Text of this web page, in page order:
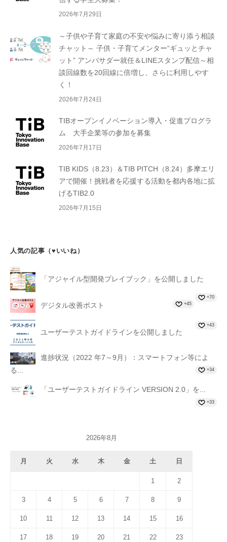
2026年7月29日
～子供や子育て家庭の不安や悩みに寄り添う相談
チャット～ 子供・子育てメンター“ギュッとチャ
ット” アンバサダー就任＆LINEスタンプ配信～相
談回線数を20回線に倍増し、さらに利用しやす
く！
2026年7月24日
TIBオープンイノベーション導入・促進プログラ
ム 大手企業等の参加を募集
2026年7月17日
TIB KIDS（8.23）＆TIB PITCH（8.24）多摩エリ
アで開催！挑戦者を応援する活動を都内各地に拡
げるTIB2.0
2026年7月15日
人気の記事（♥いいね）
「アジャイル型開発プレイブック」を公開しました
+70
デジタル改善ポスト +45
ユーザーテストガイドラインを公開しました
+43
進捗状況（2022 年7～9月）：スマートフォン等によ
る...
+34
「ユーザーテストガイドライン VERSION 2.0」を...
+33
2026年8月
月 火 水 木 金 土 日
1 2
3 4 5 6 7 8 9
10 11 12 13 14 15 16
17 18 19 20 21 22 23